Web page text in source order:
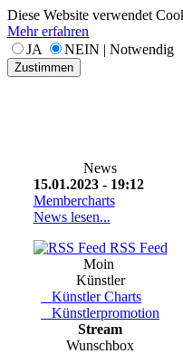
Diese Website verwendet
Mehr erfahren
JA
NEIN | Notwendig
Zustimmen
News
15.01.2023 - 19:12
Membercharts
News lesen...
RSS Feed
Moin
Künstler
Künstler Charts
Künstlerpromotion
Stream
Wunschbox